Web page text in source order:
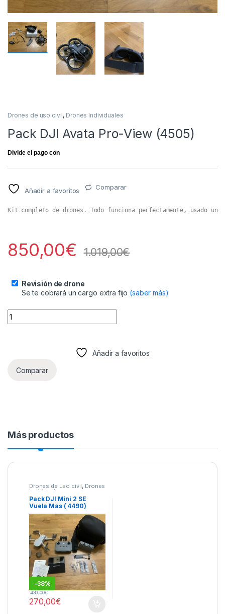
Drones de uso civil, Drones Individuales
Pack DJI Avata Pro-View (4505)
Añadir a favoritos Comparar
Kit completo de drones. Todo funciona perfectamente, usado un
850,00€ 1.019,00€
Revisión de drone
Se te cobrará un cargo extra fijo (saber más)
Pack DJI Avata Pro-View (4505) quantity
Añadir a favoritos
Comparar
Más productos
Drones de uso civil, Drones
Individuales
Pack DJI Mini 2 SE
Vuela Más ( 4490)
-38%
270,00€
439,00€